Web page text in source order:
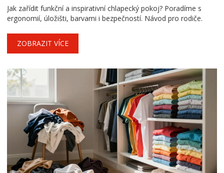
Jak zařídit funkční a inspirativní chlapecký pokoj? Poradíme s
ergonomií, úložišti, barvami i bezpečností. Návod pro rodiče.
ZOBRAZIT VÍCE